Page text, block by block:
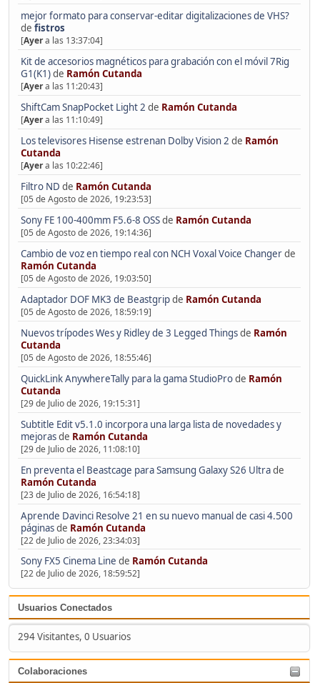
mejor formato para conservar-editar digitalizaciones de VHS?
de fistros
[Ayera las 13:37:04]
Kit de accesorios magnéticos para grabación con el móvil 7Rig
G1(K1)de Ramón Cutanda
[Ayera las 11:20:43]
ShiftCam SnapPocket Light 2 de Ramón Cutanda
[Ayera las 11:10:49]
Los televisores Hisense estrenan Dolby Vision 2 de Ramón
Cutanda
[Ayera las 10:22:46]
Filtro ND de Ramón Cutanda
[05 de Agosto de 2026, 19:23:53]
Sony FE 100-400mm F5.6-8 OSSde Ramón Cutanda
[05 de Agosto de 2026, 19:14:36]
Cambio de voz en tiempo real con NCH Voxal Voice Changerde
Ramón Cutanda
[05 de Agosto de 2026, 19:03:50]
Adaptador DOF MK3 de Beastgripde Ramón Cutanda
[05 de Agosto de 2026, 18:59:19]
Nuevos trípodes Wes y Ridley de 3 Legged Thingsde Ramón
Cutanda
[05 de Agosto de 2026, 18:55:46]
QuickLink AnywhereTally para la gama StudioProde Ramón
Cutanda
[29 de Julio de 2026, 19:15:31]
Subtitle Edit v5.1.0 incorpora una larga lista de novedades y
mejorasde Ramón Cutanda
[29 de Julio de 2026, 11:08:10]
En preventa el Beastcage para Samsung Galaxy S26 Ultrade
Ramón Cutanda
[23 de Julio de 2026, 16:54:18]
Aprende Davinci Resolve 21 en su nuevo manual de casi 4.500
páginasde Ramón Cutanda
[22 de Julio de 2026, 23:34:03]
Sony FX5 Cinema Line de Ramón Cutanda
[22 de Julio de 2026, 18:59:52]
Usuarios Conectados
294 Visitantes, 0 Usuarios
Colaboraciones